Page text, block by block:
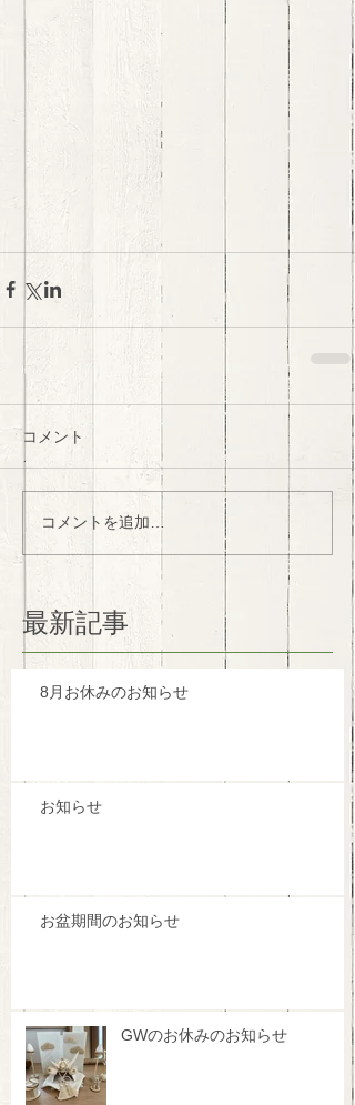
コメント
コメントを追加…
最新記事
8月お休みのお知らせ
お知らせ
お盆期間のお知らせ
GWのお休みのお知らせ